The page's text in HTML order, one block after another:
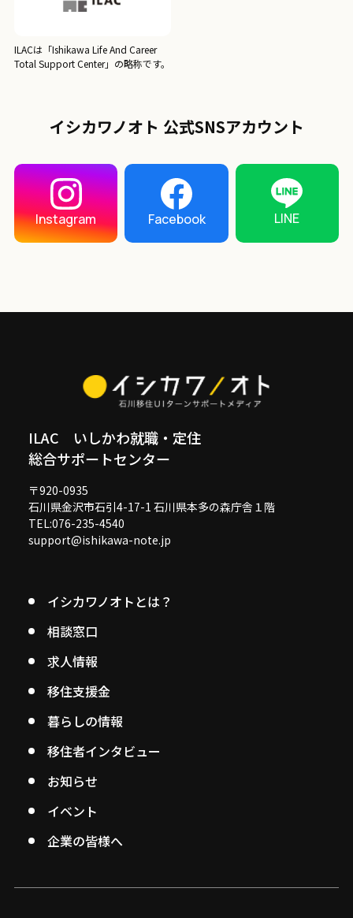
ILACは「Ishikawa Life And Career
Total Support Center」の略称です。
イシカワノオト 公式SNSアカウント
Instagram Facebook LINE
ILAC いしかわ就職・定住
総合サポートセンター
〒920-0935
石川県金沢市石引4-17-1 石川県本多の森庁舎１階
TEL:076-235-4540
support@ishikawa-note.jp
イシカワノオトとは？
相談窓口
求人情報
移住支援金
暮らしの情報
移住者インタビュー
お知らせ
イベント
企業の皆様へ